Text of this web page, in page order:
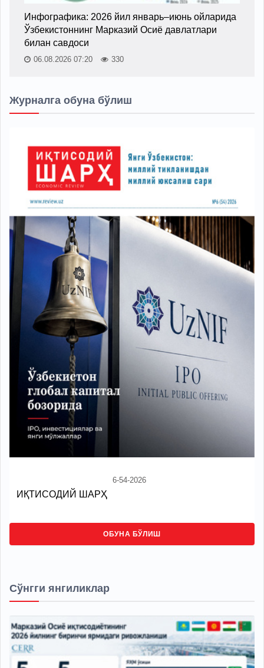
Инфографика: 2026 йил январь–июнь ойларида
Ўзбекистоннинг Марказий Осиё давлатлари
билан савдоси
06.08.2026 07:20 330
Журналга обуна бўлиш
6-54-2026
ИҚТИСОДИЙ ШАРҲ
ОБУНА БЎЛИШ
Сўнгги янгиликлар